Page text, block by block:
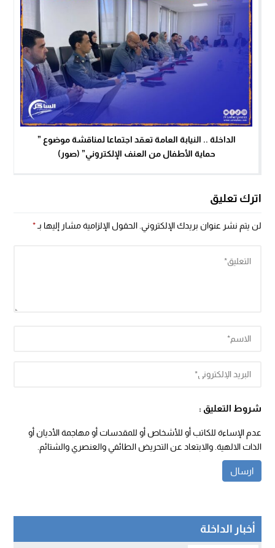
الداخلة .. النيابة العامة تعقد اجتماعا لمناقشة موضوع ”
حماية الأطفال من العنف الإلكتروني” (صور)
اترك تعليق
لن يتم نشر عنوان بريدك الإلكتروني. الحقول الإلزامية مشار إليها بـ*
شروط التعليق :
عدم الإساءة للكاتب أو للأشخاص أو للمقدسات أو مهاجمة الأديان أو
الذات الالهية. والابتعاد عن التحريض الطائفي والعنصري والشتائم.
أخبار الداخلة